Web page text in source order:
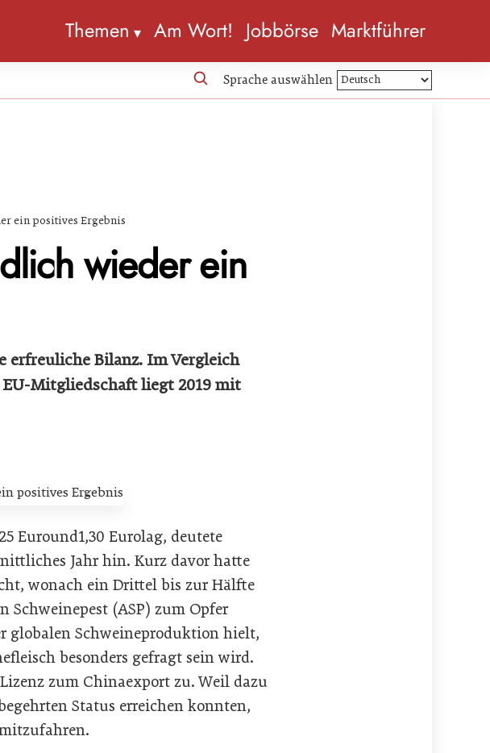
Themen Am Wort! Jobbörse Marktführer
Sprache auswählen
ein positives Ergebnis
wieder ein
erfreuliche Bilanz. Im Vergleich
Mitgliedschaft liegt 2019 mit
Euround1,30 Eurolag, deutete
Jahr hin. Kurz davor hatte
wonach ein Drittel bis zur Hälfte
Schweinepest (ASP) zum Opfer
globalen Schweineproduktion hielt,
besonders gefragt sein wird.
zum Chinaexport zu. Weil dazu
Status erreichen konnten,